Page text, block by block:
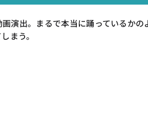
演出。まるで本当に踊っているかの
まう。